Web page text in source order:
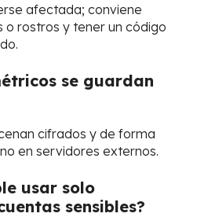
afectada; conviene
o rostros y tener un código
se guardan
cifrados y de forma
en servidores externos.
usar solo
sensibles?